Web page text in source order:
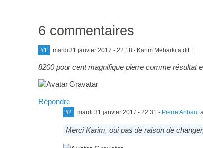
6 commentaires
#1 mardi 31 janvier 2017 - 22:18 - Karim Mebarki a dit :
8200 pour cent magnifique pierre comme résultat
Répondre
#2 mardi 31 janvier 2017 - 22:31 - Pierre Aribaut
Merci Karim, oui pas de raison de